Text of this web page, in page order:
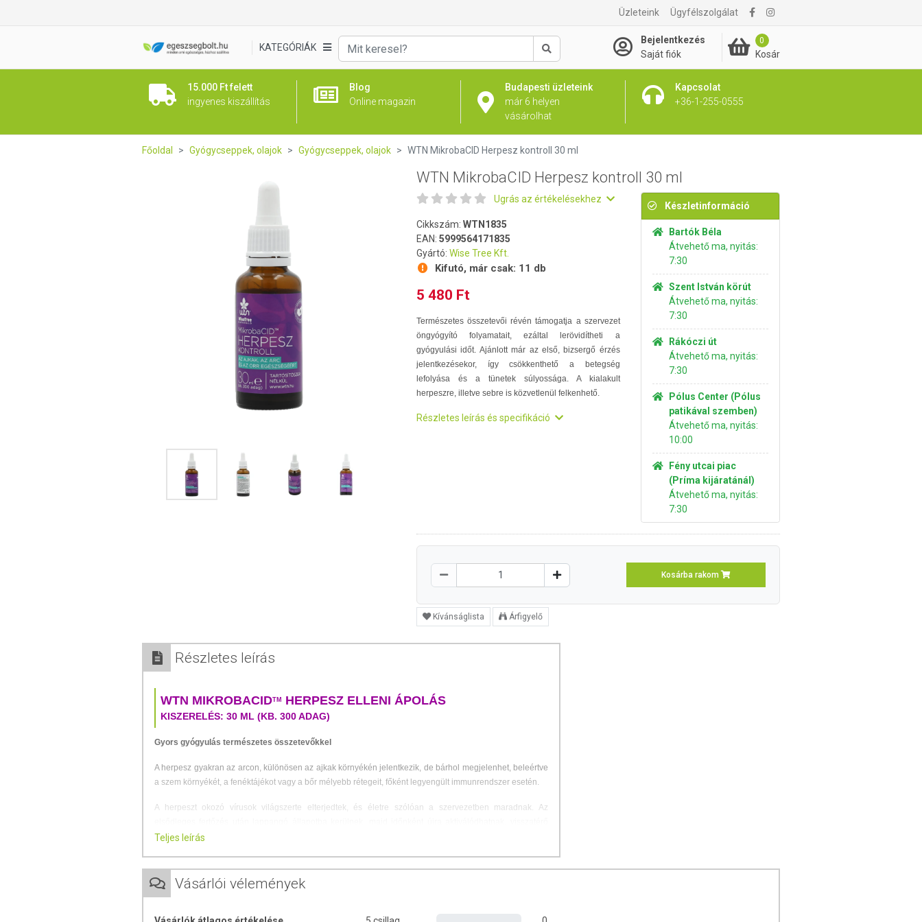
Üzleteink Ügyfélszolgálat
KATEGÓRIÁK
Keresés
Bejelentkezés
Saját fiók
0
Kosár
15.000 Ft felett
ingyenes kiszállítás
Blog
Online magazin
Budapesti üzleteink
már 6 helyen
vásárolhat
Kapcsolat
+36-1-255-0555
5 480 Ft Kosárba rakom
Főoldal Gyógycseppek, olajok Gyógycseppek, olajok WTN MikrobaCID Herpesz kontroll 30 ml
WTN MikrobaCID Herpesz kontroll 30 ml
Ugrás az értékelésekhez
Cikkszám: WTN1835
EAN: 5999564171835
Gyártó: Wise Tree Kft.
Kifutó, már csak: 11 db
5 480 Ft
Természetes összetevői révén támogatja a szervezet
öngyógyító folyamatait, ezáltal lerövidítheti a
gyógyulási időt. Ajánlott már az első, bizsergő érzés
jelentkezésekor, így csökkenthető a betegség
lefolyása és a tünetek súlyossága. A kialakult
herpeszre, illetve sebre is közvetlenül felkenhető.
Részletes leírás és specifikáció
Készletinformáció
Bartók Béla
Átvehető ma, nyitás:
7:30
Szent István körút
Átvehető ma, nyitás:
7:30
Rákóczi út
Átvehető ma, nyitás:
7:30
Pólus Center (Pólus
patikával szemben)
Átvehető ma, nyitás:
10:00
Fény utcai piac
(Príma kijáratánál)
Átvehető ma, nyitás:
7:30
Kosárba rakom
Kívánságlista Árfigyelő
Részletes leírás
WTN MIKROBACIDTM HERPESZ ELLENI ÁPOLÁS
KISZERELÉS: 30 ML (KB. 300 ADAG)
Gyors gyógyulás természetes összetevőkkel
A herpesz gyakran az arcon, különösen az ajkak környékén jelentkezik, de bárhol megjelenhet, beleértve
a szem környékét, a fenéktájékot vagy a bőr mélyebb rétegeit, főként legyengült immunrendszer esetén.
A herpeszt okozó vírusok világszerte elterjedtek, és életre szólóan a szervezetben maradnak. Az
tüneteket okozva.
panaszokat is előidézhet.
folyamatait, így lerövidítheti a gyógyulási időt.
Teljes leírás
Vásárlói vélemények